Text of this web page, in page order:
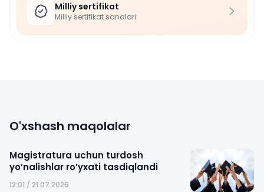
Milliy sertifikat
Milliy sertifikat sanalari
O'xshash maqolalar
Magistratura uchun turdosh
yo’nalishlar ro’yxati tasdiqlandi
12:01 / 21.07.2026